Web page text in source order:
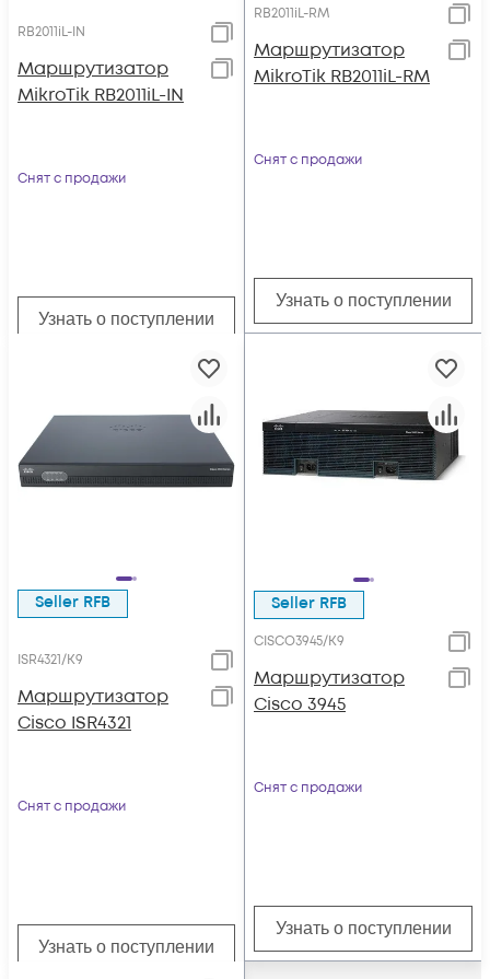
RB2011iL-IN
Маршрутизатор
MikroTik RB2011iL-IN
Снят с продажи
Узнать о поступлении
RB2011iL-RM
Маршрутизатор
MikroTik RB2011iL-RM
Снят с продажи
Узнать о поступлении
Seller RFB
ISR4321/K9
Маршрутизатор
Cisco ISR4321
Снят с продажи
Узнать о поступлении
Seller RFB
CISCO3945/K9
Маршрутизатор
Cisco 3945
Снят с продажи
Узнать о поступлении